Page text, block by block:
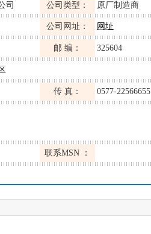
司 公司类型： 原厂制造商
公司网址： 网址
邮 编： 325604
传 真： 0577-22566655
联系MSN ：